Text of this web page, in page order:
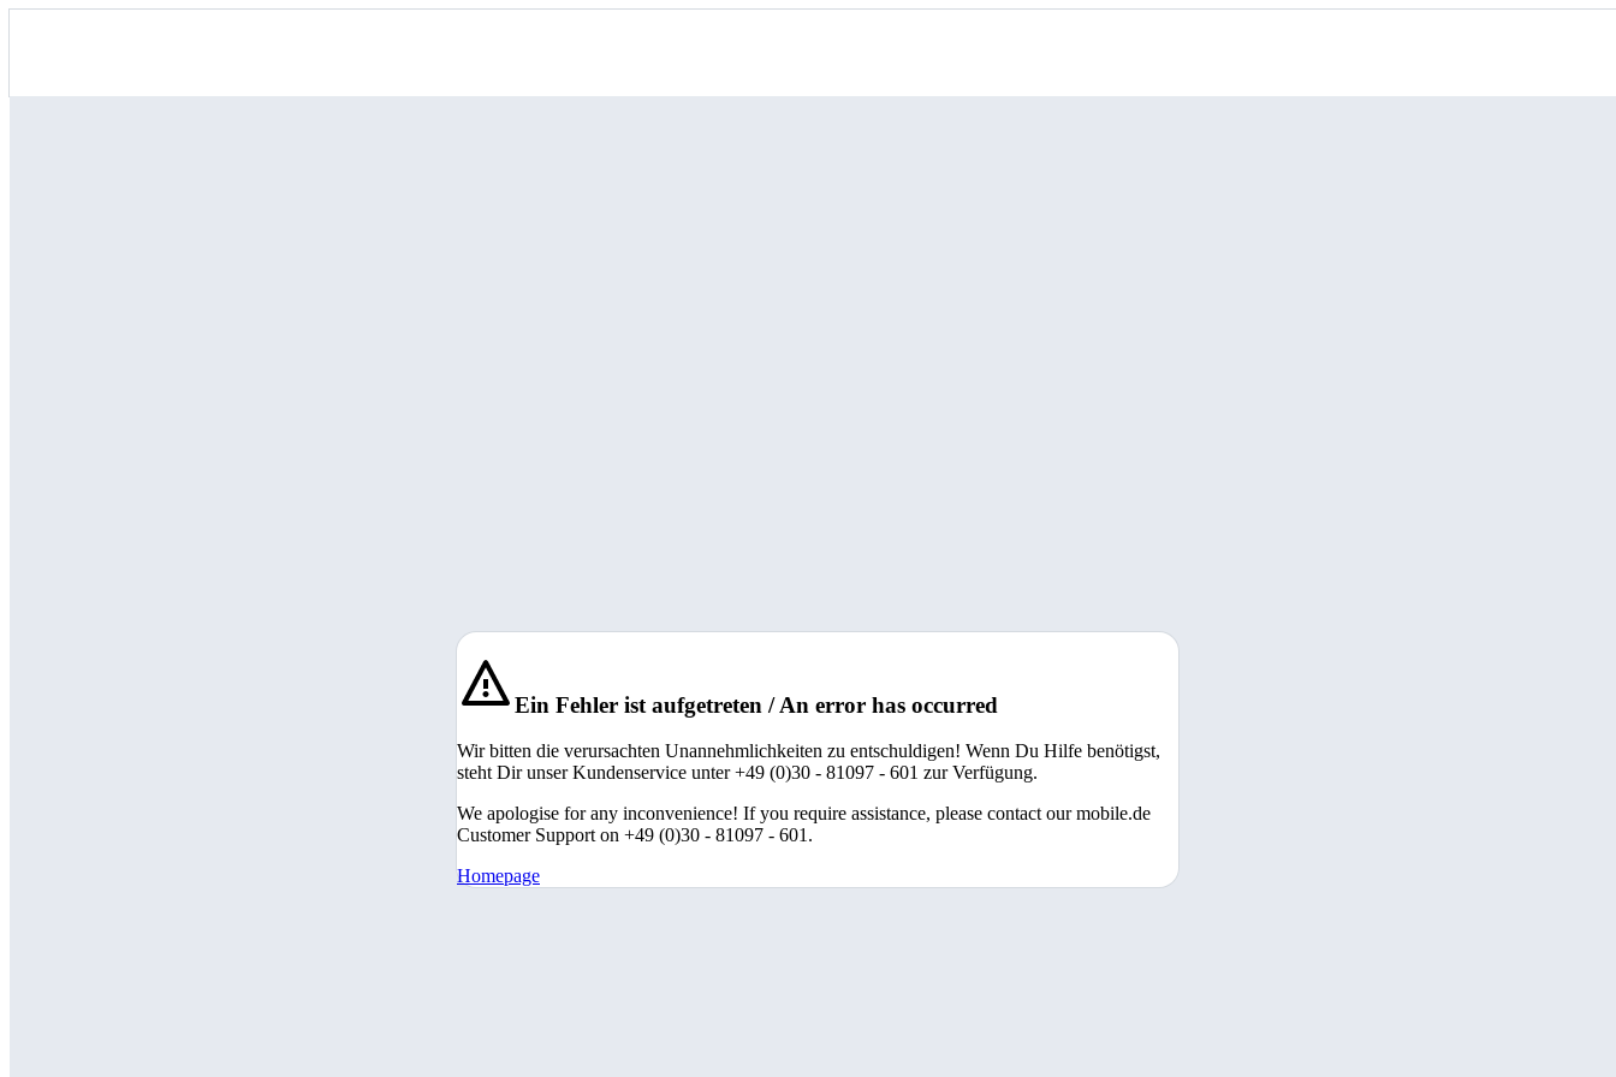
Ein Fehler ist aufgetreten / An error has occurred
Wir bitten die verursachten Unannehmlichkeiten zu entschuldigen! Wenn Du Hilfe benötigst,
steht Dir unser Kundenservice unter +49 (0)30 - 81097 - 601 zur Verfügung.
We apologise for any inconvenience! If you require assistance, please contact our mobile.de
Customer Support on +49 (0)30 - 81097 - 601.
Homepage